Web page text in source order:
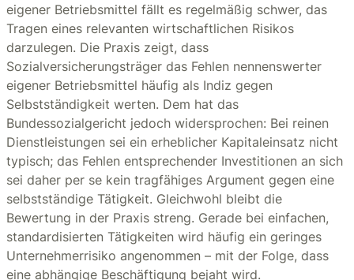
eigener Betriebsmittel fällt es regelmäßig schwer, das
Tragen eines relevanten wirtschaftlichen Risikos
darzulegen. Die Praxis zeigt, dass
Sozialversicherungsträger das Fehlen nennenswerter
eigener Betriebsmittel häufig als Indiz gegen
Selbstständigkeit werten. Dem hat das
Bundessozialgericht jedoch widersprochen: Bei reinen
Dienstleistungen sei ein erheblicher Kapitaleinsatz nicht
typisch; das Fehlen entsprechender Investitionen an sich
sei daher per se kein tragfähiges Argument gegen eine
selbstständige Tätigkeit. Gleichwohl bleibt die
Bewertung in der Praxis streng. Gerade bei einfachen,
standardisierten Tätigkeiten wird häufig ein geringes
Unternehmerrisiko angenommen – mit der Folge, dass
eine abhängige Beschäftigung bejaht wird.